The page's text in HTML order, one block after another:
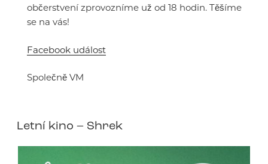
občerstvení zprovozníme už od 18 hodin. Těšíme
se na vás!
Facebook událost
Společně VM
Letní kino – Shrek